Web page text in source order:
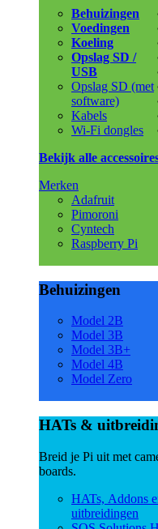
Behuizingen
Voedingen
Koeling
Opslag SD /
USB
Opslag SD (met
software)
Kabels
Wi-Fi dongles
Bekijk alle
Merken
Adafruit
Pimoroni
Cyntech
Raspberry Pi
Behuizingen
Model 2B
Model 3B
Model 3B+
Model 4B
Model Zero
HATs &
Breid je Pi uit met
boards.
HATs, Addons
uitbreidingen